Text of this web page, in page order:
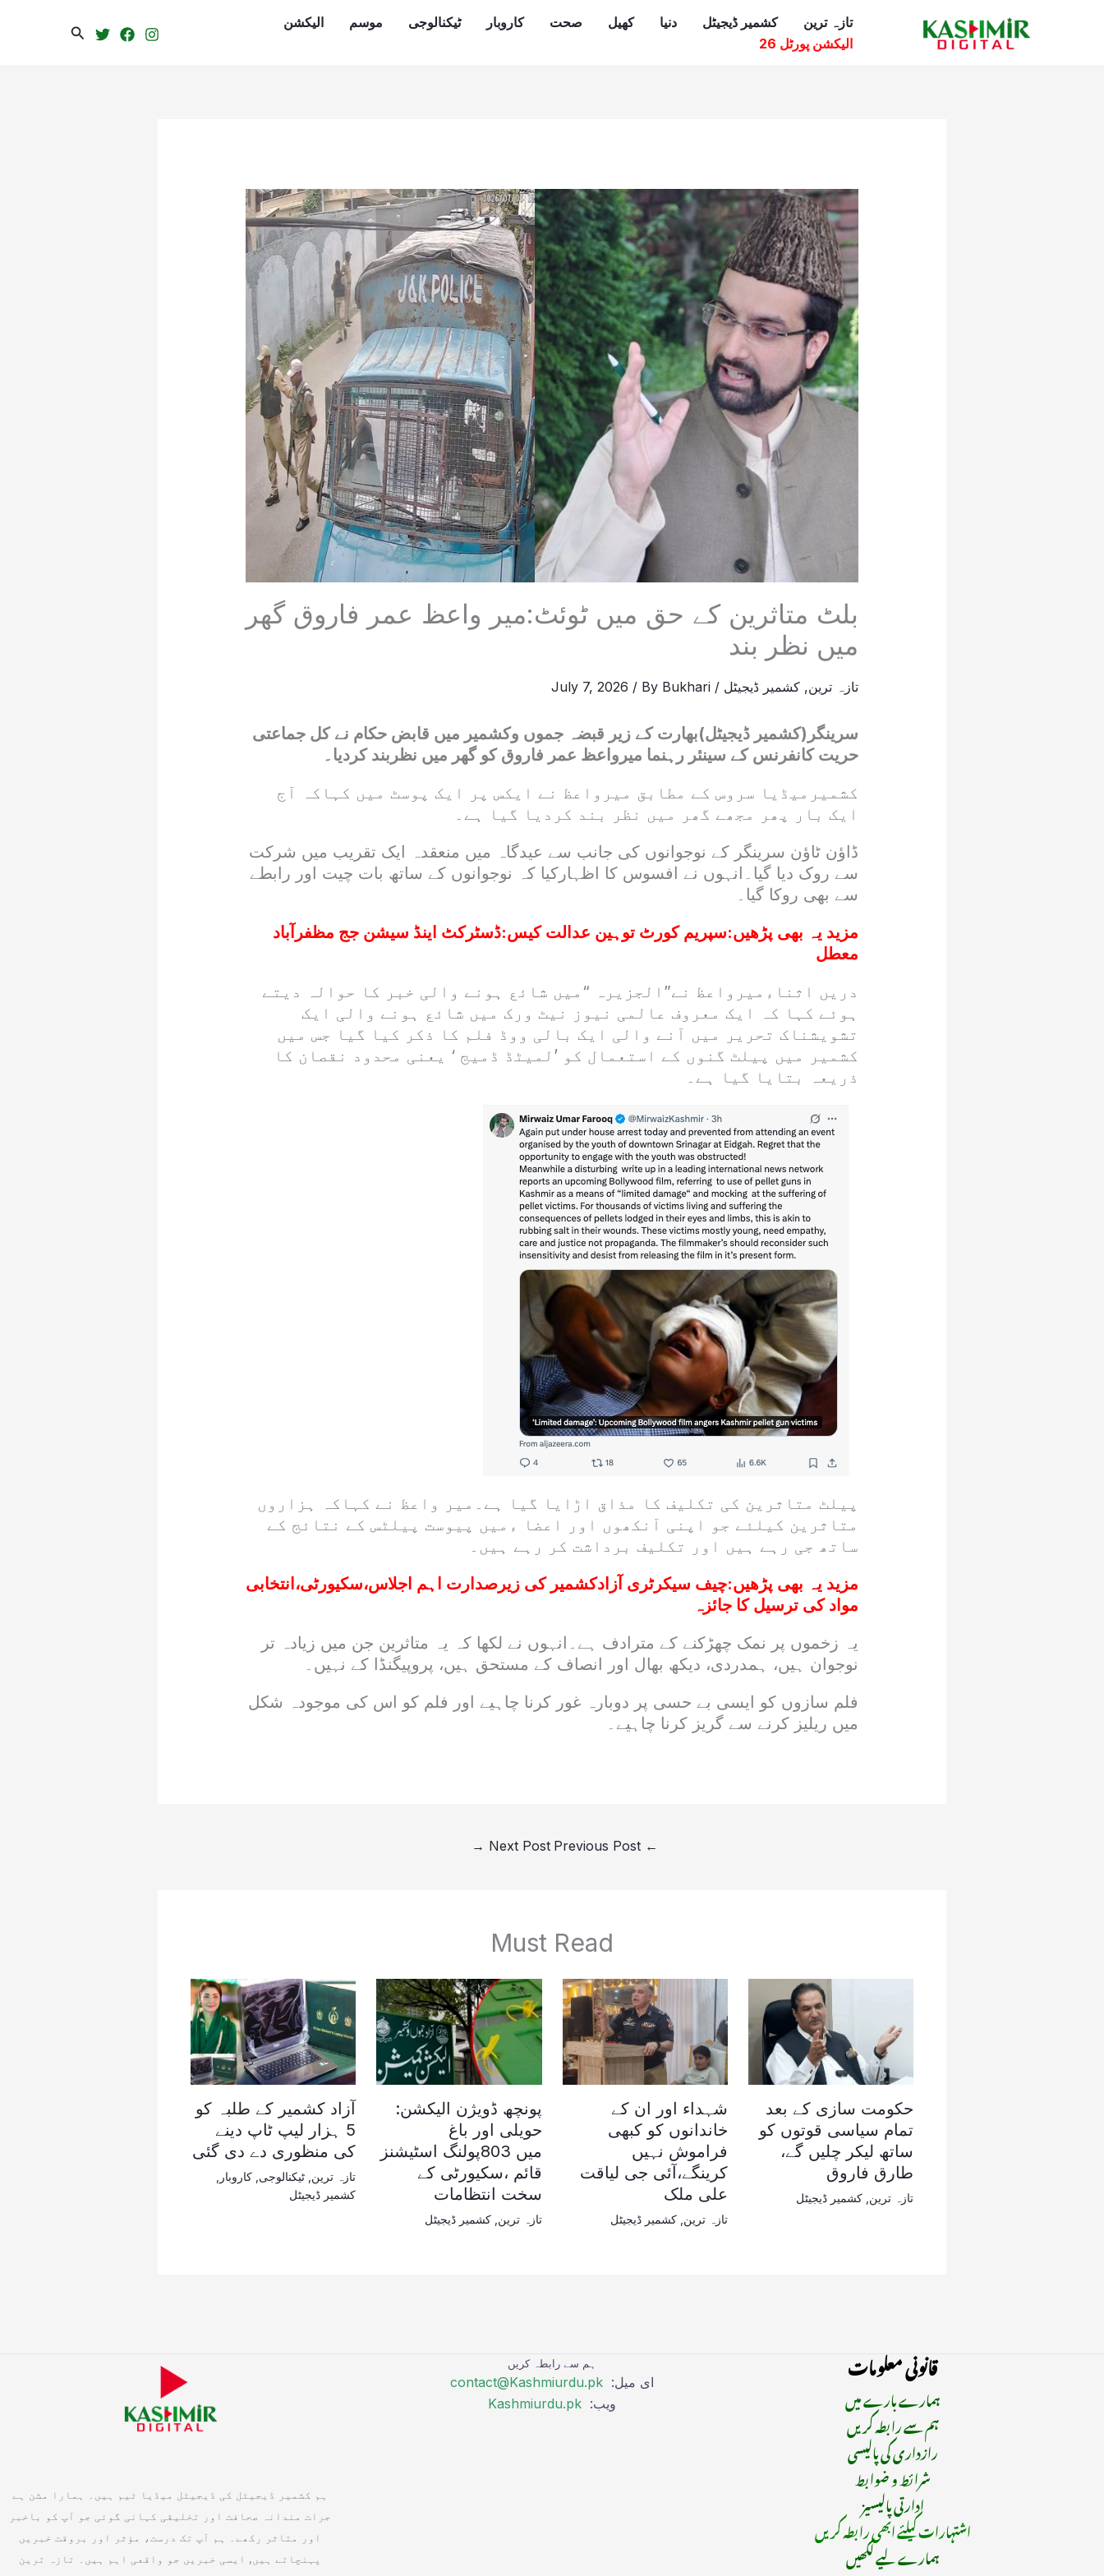
تازہ ترین کشمیر ڈیجیٹل دنیا کھیل صحت کاروبار ٹیکنالوجی موسم
الیکشن
الیکشن پورٹل 26
Search
بلٹ متاثرین کے حق میں ٹوئٹ:میر واعظ عمر فاروق گھر
میں نظر بند
تازہ ترین, کشمیر ڈیجیٹل /
July 7, 2026 / By Bukhari
سرینگر(کشمیر ڈیجیٹل)بھارت کے زیر قبضہ جموں وکشمیر میں قابض حکام نے کل جماعتی
حریت کانفرنس کے سینئر رہنما میرواعظ عمر فاروق کو گھر میں نظربند کردیا۔
کشمیرمیڈیا سروس کے مطابق میرواعظ نے ایکس پر ایک پوسٹ میں کہاکہ آج
ایک بار پھر مجھے گھر میں نظر بند کردیا گیا ہے۔
ڈاؤن ٹاؤن سرینگر کے نوجوانوں کی جانب سے عیدگاہ میں منعقدہ ایک تقریب میں شرکت
سے روک دیا گیا۔انہوں نے افسوس کا اظہارکیا کہ نوجوانوں کے ساتھ بات چیت اور رابطے
سے بھی روکا گیا۔
مزید یہ بھی پڑھیں:سپریم کورٹ توہین عدالت کیس:ڈسٹرکٹ اینڈ سیشن جج مظفرآباد
معطل
دریں اثناءمیرواعظ نے”الجزیرہ “میں شائع ہونے والی خبر کا حوالہ دیتے
ہوئے کہا کہ ایک معروف عالمی نیوز نیٹ ورک میں شائع ہونے والی ایک
تشویشناک تحریر میں آنے والی ایک بالی ووڈ فلم کا ذکر کیا گیا جس میں
کشمیر میں پیلٹ گنوں کے استعمال کو ’لمیٹڈ ڈمیج ‘ یعنی محدود نقصان کا
ذریعہ بتایا گیا ہے۔
پیلٹ متاثرین کی تکلیف کا مذاق اڑایا گیا ہے۔میر واعظ نے کہاکہ ہزاروں
متاثرین کیلئے جو اپنی آنکھوں اور اعضا ءمیں پیوست پیلٹس کے نتائج کے
ساتھ جی رہے ہیں اور تکلیف برداشت کر رہے ہیں۔
مزید یہ بھی پڑھیں:چیف سیکرٹری آزادکشمیر کی زیرصدارت اہم اجلاس،سکیورٹی،انتخابی
مواد کی ترسیل کا جائزہ
یہ زخموں پر نمک چھڑکنے کے مترادف ہے۔انہوں نے لکھا کہ یہ متاثرین جن میں زیادہ تر
نوجوان ہیں، ہمدردی، دیکھ بھال اور انصاف کے مستحق ہیں، پروپیگنڈا کے نہیں۔
فلم سازوں کو ایسی بے حسی پر دوبارہ غور کرنا چاہیے اور فلم کو اس کی موجودہ شکل
میں ریلیز کرنے سے گریز کرنا چاہیے۔
←
Next Post
→
Must Read
حکومت سازی کے بعد
تمام سیاسی قوتوں کو
ساتھ لیکر چلیں گے،
طارق فاروق
تازہ ترین کشمیر ڈیجیٹل
شہداء اور ان کے
خاندانوں کو کبھی
فراموش نہیں
کرینگے،آئی جی لیاقت
علی ملک
تازہ ترین ,کشمیر ڈیجیٹل
پونچھ ڈویژن الیکشن:
حویلی اور باغ
میں 803پولنگ اسٹیشنز
قائم ،سکیورٹی کے
سخت انتظامات
تازہ ترین ,کشمیر ڈیجیٹل
آزاد کشمیر کے طلبہ کو
5 ہزار لیپ ٹاپ دینے
کی منظوری دے دی گئی
تازہ ترین ٹیکنالوجی کاروبار
کشمیر ڈیجیٹل
قانونی معلومات
ہمارے بارے میں
ہم سے رابطہ کریں
رازداری کی پالیسی
شرائط و ضوابط
ادارتی پالیسیز
اشتہارات کیلئے ابھی رابطہ کریں
ہمارے لیے لکھیں
ہم سے رابطہ کریں
ای میل: contact@Kashmiurdu.pk
ویب: Kashmiurdu.pk
ہم کشمیر ڈیجیٹل کی ڈیجیٹل میڈیا ٹیم ہیں۔ ہمارا مشن ہے
جرات مندانہ صحافت اور تخلیقی کہانی گوئی جو آپ کو باخبر
اور متاثر رکھے۔ ہم آپ تک درست، مؤثر اور بروقت خبریں
پہنچاتے ہیں, ایسی خبریں جو واقعی اہم ہیں۔ تازہ ترین